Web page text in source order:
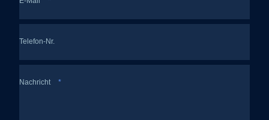
Telefon-Nr.
Nachricht *